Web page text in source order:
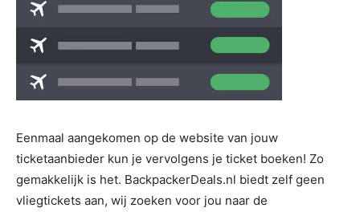
Eenmaal aangekomen op de website van jouw
ticketaanbieder kun je vervolgens je ticket boeken! Zo
gemakkelijk is het. BackpackerDeals.nl biedt zelf geen
vliegtickets aan, wij zoeken voor jou naar de